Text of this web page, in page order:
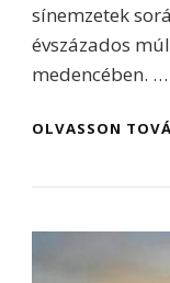
sínemzetek
évszázados
medencében. …
OLVASSON